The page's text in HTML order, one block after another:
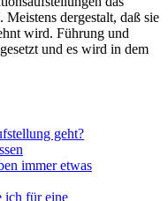
dergestalt, daß sie
wird. Führung und
und es wird in dem
geht?
immer etwas
ich für eine